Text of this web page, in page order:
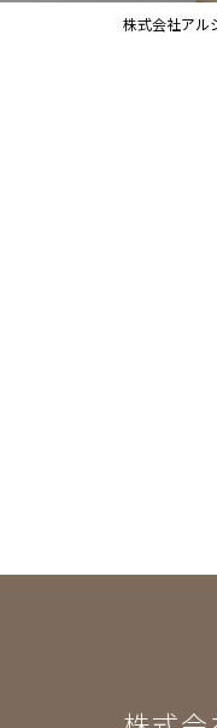
株式会社アル